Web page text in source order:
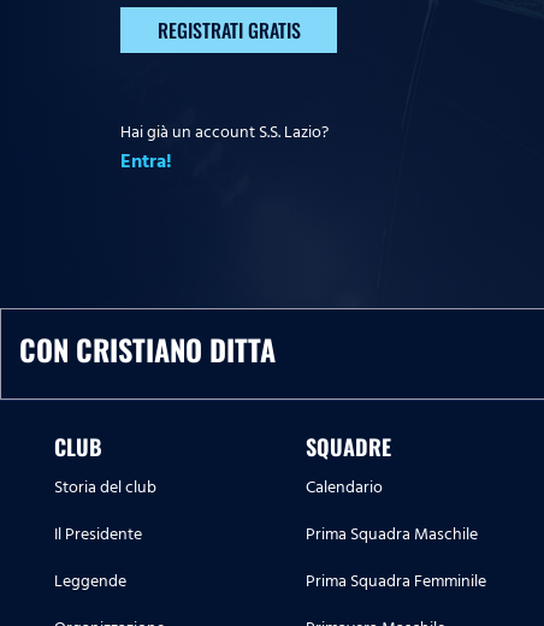
REGISTRATI GRATIS
Hai già un account S.S. Lazio?
Entra!
CON CRISTIANO DITTA
CLUB
Storia del club
Il Presidente
Leggende
SQUADRE
Calendario
Prima Squadra Maschile
Prima Squadra Femminile